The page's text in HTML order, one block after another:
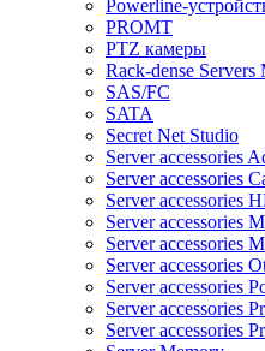
Powerline-
PROMT
PTZ камеры
Rack-dense Servers
SAS/FC
SATA
Secret Net Studio
Server accessories
Server accessories
Server accessories
Server accessories
Server accessories
Server accessories
Server accessories
Server accessories
Server accessories